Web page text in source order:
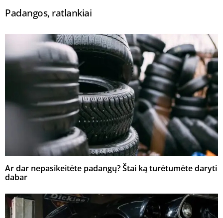
Padangos, ratlankiai
Ar dar nepasikeitėte padangų? Štai ką turėtumėte daryti
dabar